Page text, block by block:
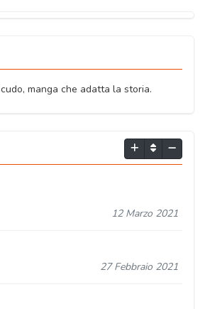
manga che adatta la storia.
12 Marzo 2021
27 Febbraio 2021